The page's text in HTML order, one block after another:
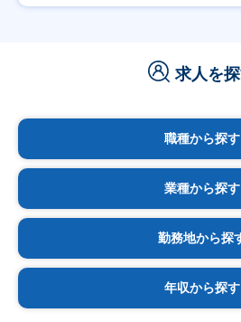
求人を
職種から探す
業種から探す
勤務地から探
年収から探す